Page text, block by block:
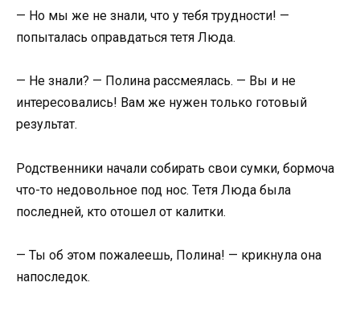
— Но мы же не знали, что у тебя трудности! —
попыталась оправдаться тетя Люда.
— Не знали? — Полина рассмеялась. — Вы и не
интересовались! Вам же нужен только готовый
результат.
Родственники начали собирать свои сумки, бормоча
что-то недовольное под нос. Тетя Люда была
последней, кто отошел от калитки.
— Ты об этом пожалеешь, Полина! — крикнула она
напоследок.